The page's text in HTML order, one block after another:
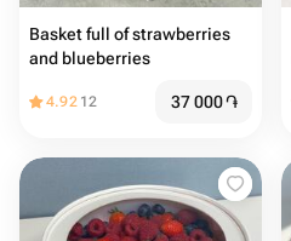
Basket full of strawberries
and blueberries
4.92 12 37 000֏